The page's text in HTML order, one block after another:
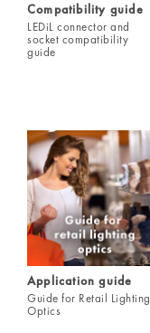
Compatibility guide
LEDiL connector and
socket compatibility
guide
Application guide
Guide for Retail Lighting
Optics